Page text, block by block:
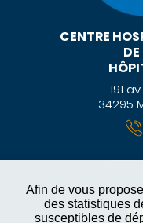
Afin de vous
des statistiques
susceptibles de
CENTRE
191
34295